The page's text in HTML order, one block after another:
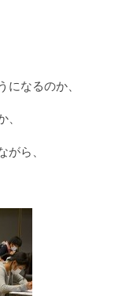
になるのか、
、
がら、